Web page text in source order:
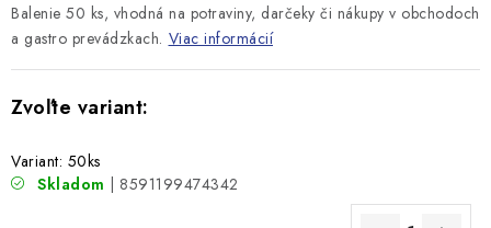
Balenie 50 ks, vhodná na potraviny, darčeky či nákupy v obchodoch
a gastro prevádzkach. Viac informácií
Variant: 50ks
Skladom
| 8591199474342